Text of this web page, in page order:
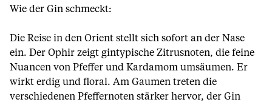
Wie der Gin schmeckt:
Die Reise in den Orient stellt sich sofort an der Nase
ein. Der Ophir zeigt gintypische Zitrusnoten, die feine
Nuancen von Pfeffer und Kardamom umsäumen. Er
wirkt erdig und floral. Am Gaumen treten die
verschiedenen Pfeffernoten stärker hervor, der Gin